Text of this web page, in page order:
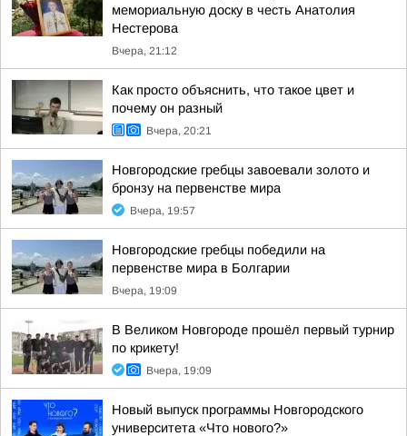
мемориальную доску в честь Анатолия
Нестерова
Вчера, 21:12
Как просто объяснить, что такое цвет и
почему он разный
Вчера, 20:21
Новгородские гребцы завоевали золото и
бронзу на первенстве мира
Вчера, 19:57
Новгородские гребцы победили на
первенстве мира в Болгарии
Вчера, 19:09
В Великом Новгороде прошёл первый турнир
по крикету!
Вчера, 19:09
Новый выпуск программы Новгородского
университета «Что нового?»